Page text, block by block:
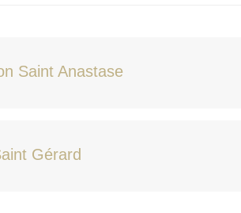
Saint Anastase
Gérard